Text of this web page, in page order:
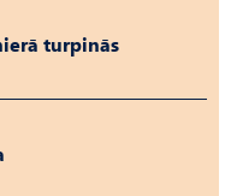
turpinās